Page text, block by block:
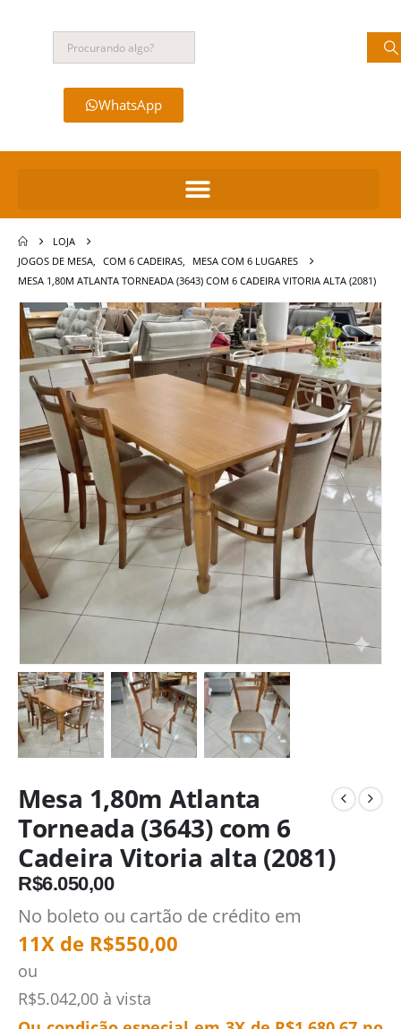
WhatsApp
LOJA
JOGOS DE MESA
COM 6 CADEIRAS
MESA COM 6 LUGARES
MESA 1,80M ATLANTA TORNEADA (3643) COM 6 CADEIRA VITORIA ALTA (2081)
Mesa 1,80m Atlanta
Torneada (3643) com 6
Cadeira Vitoria alta (2081)
R$6.050,00
No boleto ou cartão de crédito em
11X de R$550,00
ou
R$5.042,00 à vista